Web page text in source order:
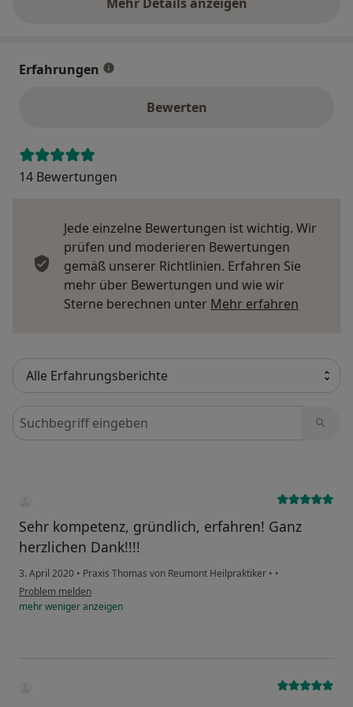
Mehr Details anzeigen
über die Adresse
Erfahrungen
Bewerten
14 Bewertungen
Jede einzelne Bewertungen ist wichtig. Wir
prüfen und moderieren Bewertungen
gemäß unserer Richtlinien. Erfahren Sie
mehr über Bewertungen und wie wir
Sterne berechnen unter Mehr erfahren
Bewertungen durchsuchen
Sehr kompetenz, gründlich, erfahren! Ganz
herzlichen Dank!!!!
3. April 2020 • Praxis Thomas von Reumont Heilpraktiker • •
Problem melden
mehrwenigeranzeigen